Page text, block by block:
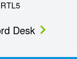
Desk